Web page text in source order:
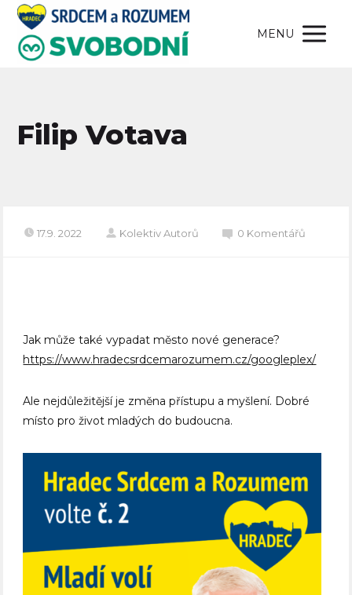
MENU
Filip Votava
17.9. 2022 Kolektiv Autorů 0 Komentářů
Jak může také vypadat město nové generace?
https://www.hradecsrdcemarozumem.cz/googleplex/
Ale nejdůležitější je změna přístupu a myšlení. Dobré
místo pro život mladých do budoucna.